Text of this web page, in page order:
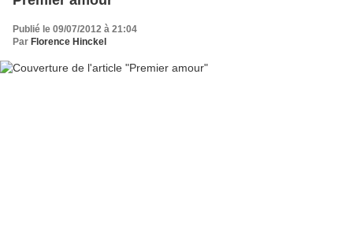
Publié le 09/07/2012 à 21:04
Par Florence Hinckel